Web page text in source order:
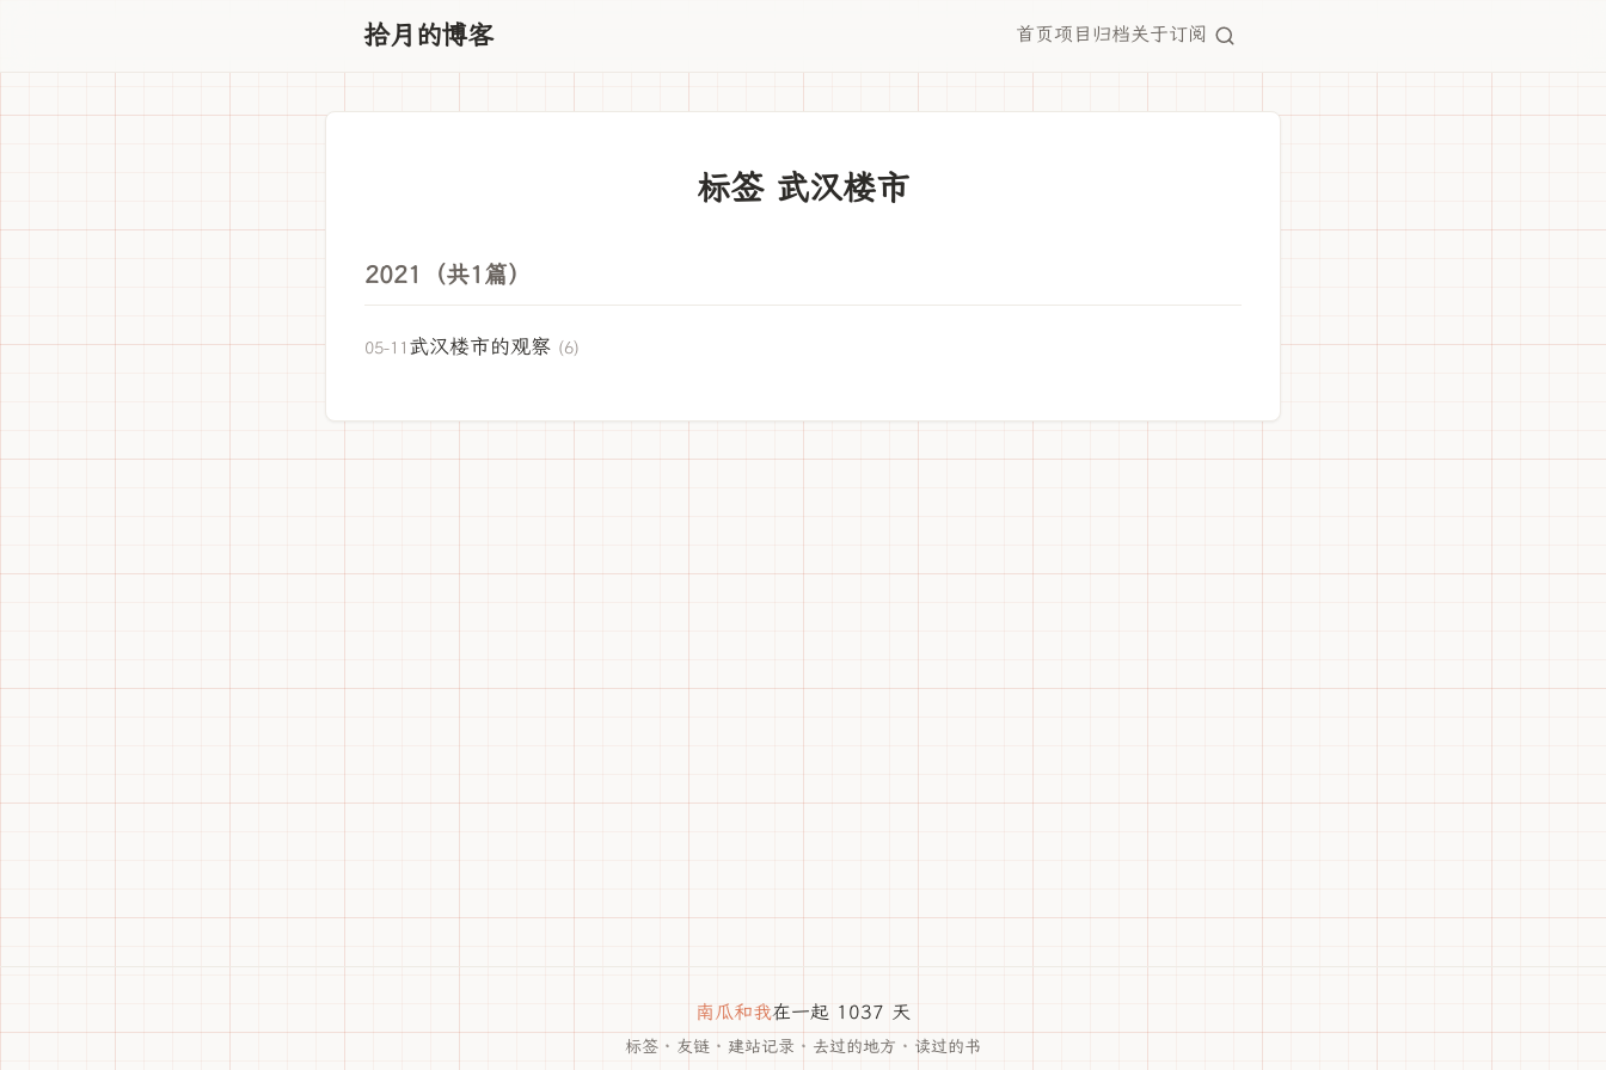
拾月的博客 首页项目 归档关于订阅
标签 武汉楼市
2021（共1篇）
05-11 武汉楼市的观察 (6)
南瓜和我在一起 1037 天
标签 · 友链 · 建站记录 · 去过的地方 · 读过的书